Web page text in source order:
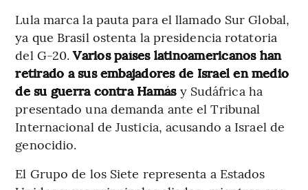
Lula marca la pauta para el llamado Sur Global,
ya que Brasil ostenta la presidencia rotatoria
del G-20.Varios países latinoamericanos han
retirado a sus embajadores de Israel en medio
de su guerra contra Hamásy Sudáfrica ha
presentado una demanda ante el Tribunal
Internacional de Justicia, acusando a Israel de
genocidio.
El Grupo de los Siete representa a Estados